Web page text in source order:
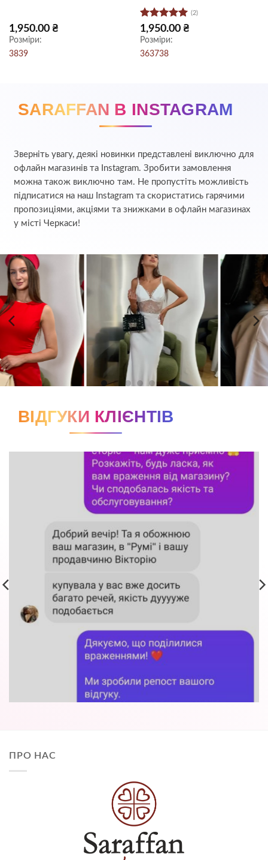
1,950.00 ₴
Розміри:
3839
Оцінено в
5з 5
(2)
1,950.00 ₴
Розміри:
363738
SARAFFAN В INSTAGRAM
Зверніть увагу, деякі новинки представлені виключно для
офлайн магазинів та Instagram. Зробити замовлення
можна також виключно там. Не пропустіть можливість
підписатися на наш Instagram та скористатись гарячими
пропозиціями, акціями та знижками в офлайн магазинах
у місті Черкаси!
ВІДГУКИ КЛІЄНТІВ
ПРО НАС